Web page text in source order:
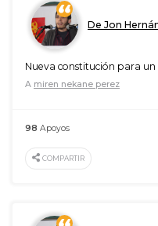
De Jon
Nueva constitución para un
A miren nekane perez
98 Apoyos
COMPARTIR